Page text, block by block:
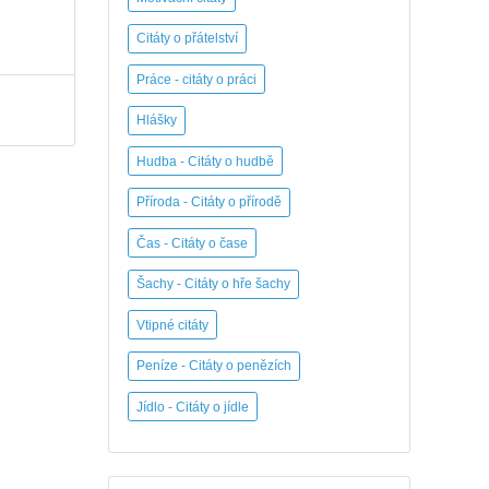
Citáty o přátelství
Práce - citáty o práci
Hlášky
Hudba - Citáty o hudbě
Příroda - Citáty o přírodě
Čas - Citáty o čase
Šachy - Citáty o hře šachy
Vtipné citáty
Peníze - Citáty o penězích
Jídlo - Citáty o jídle